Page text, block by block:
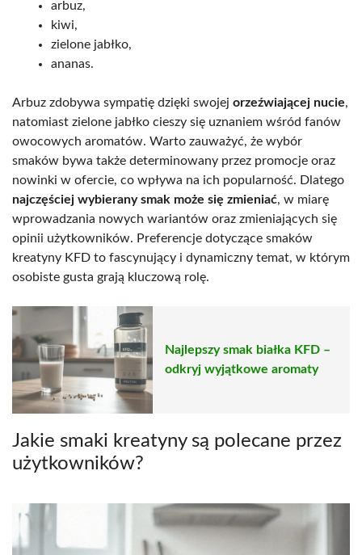
arbuz,
kiwi,
zielone jabłko,
ananas.
Arbuz zdobywa sympatię dzięki swojej orzeźwiającej nucie,
natomiast zielone jabłko cieszy się uznaniem wśród fanów
owocowych aromatów. Warto zauważyć, że wybór
smaków bywa także determinowany przez promocje oraz
nowinki w ofercie, co wpływa na ich popularność. Dlatego
najczęściej wybierany smak może się zmieniać, w miarę
wprowadzania nowych wariantów oraz zmieniających się
opinii użytkowników. Preferencje dotyczące smaków
kreatyny KFD to fascynujący i dynamiczny temat, w którym
osobiste gusta grają kluczową rolę.
Najlepszy smak białka KFD –
odkryj wyjątkowe aromaty
Jakie smaki kreatyny są polecane przez
użytkowników?